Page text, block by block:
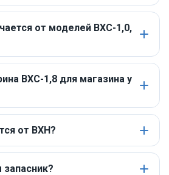
от моделей ВХС-1,0,
ВХС-1,8 для магазина у
от ВХН?
запасник?